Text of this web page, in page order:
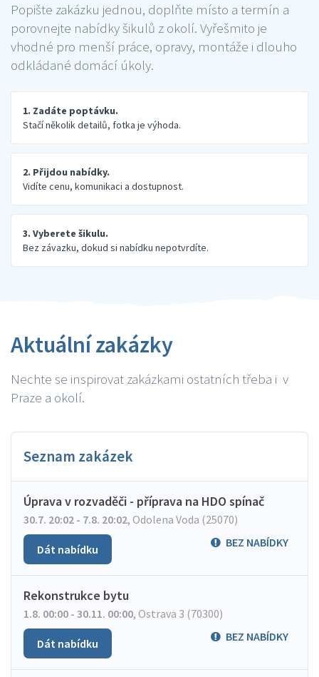
Popište zakázku jednou, doplňte místo a termín a
porovnejte nabídky šikulů z okolí. Vyřešmito je
vhodné pro menší práce, opravy, montáže i dlouho
odkládané domácí úkoly.
1. Zadáte poptávku.
Stačí několik detailů, fotka je výhoda.
2. Přijdou nabídky.
Vidíte cenu, komunikaci a dostupnost.
3. Vyberete šikulu.
Bez závazku, dokud si nabídku nepotvrdíte.
Aktuální zakázky
Nechte se inspirovat zakázkami ostatních třeba i v
Praze a okolí.
Seznam zakázek
Úprava v rozvaděči - příprava na HDO spínač
30.7. 20:02 - 7.8. 20:02, Odolena Voda (25070)
BEZ NABÍDKY
Dát nabídku
Rekonstrukce bytu
1.8. 00:00 - 30.11. 00:00, Ostrava 3 (70300)
BEZ NABÍDKY
Dát nabídku